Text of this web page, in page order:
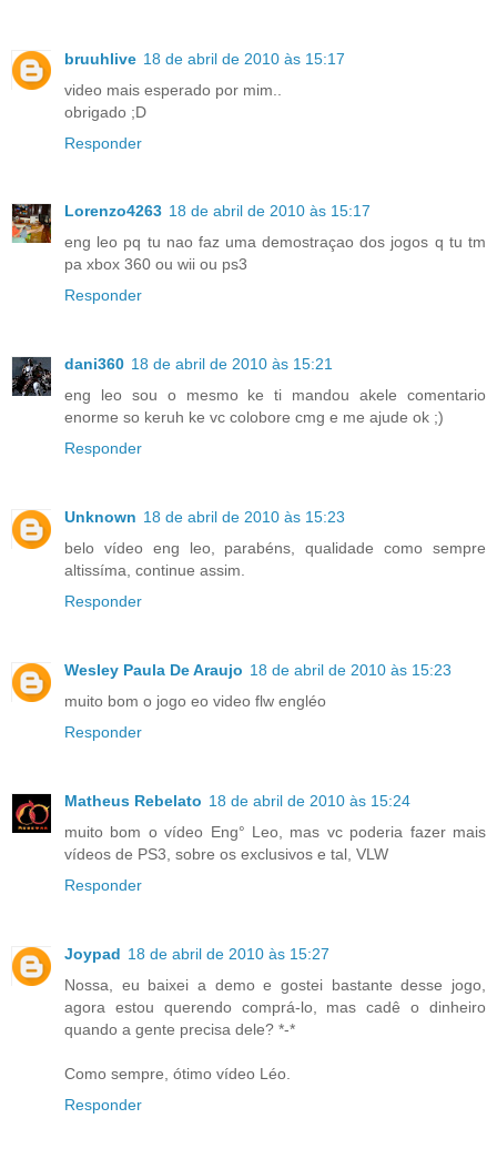
bruuhlive 18 de abril de 2010 às 15:17
video mais esperado por mim..
obrigado ;D
Responder
Lorenzo4263 18 de abril de 2010 às 15:17
eng leo pq tu nao faz uma demostraçao dos jogos q tu tm
pa xbox 360 ou wii ou ps3
Responder
dani360 18 de abril de 2010 às 15:21
eng leo sou o mesmo ke ti mandou akele comentario
enorme so keruh ke vc colobore cmg e me ajude ok ;)
Responder
Unknown 18 de abril de 2010 às 15:23
belo vídeo eng leo, parabéns, qualidade como sempre
altissíma, continue assim.
Responder
Wesley Paula De Araujo 18 de abril de 2010 às 15:23
muito bom o jogo eo video flw engléo
Responder
Matheus Rebelato 18 de abril de 2010 às 15:24
muito bom o vídeo Eng° Leo, mas vc poderia fazer mais
vídeos de PS3, sobre os exclusivos e tal, VLW
Responder
Joypad 18 de abril de 2010 às 15:27
Nossa, eu baixei a demo e gostei bastante desse jogo,
agora estou querendo comprá-lo, mas cadê o dinheiro
quando a gente precisa dele? *-*
Como sempre, ótimo vídeo Léo.
Responder